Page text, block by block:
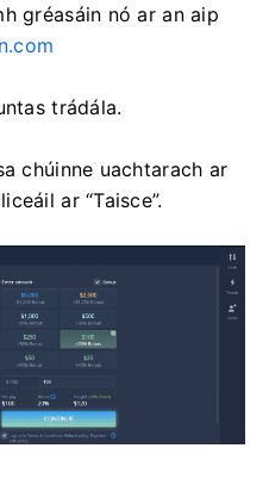
gréasáin nó ar an aip
trádála.
chúinne uachtarach ar
ar “Taisce”.